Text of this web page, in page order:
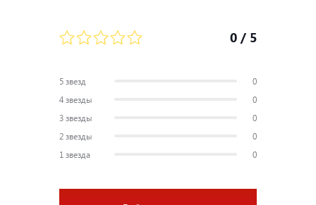
0 / 5
5 звезд
0
4 звезды
0
3 звезды
0
2 звезды
0
1 звезда
0